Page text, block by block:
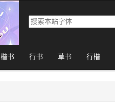
楷书 行书 草书 行楷